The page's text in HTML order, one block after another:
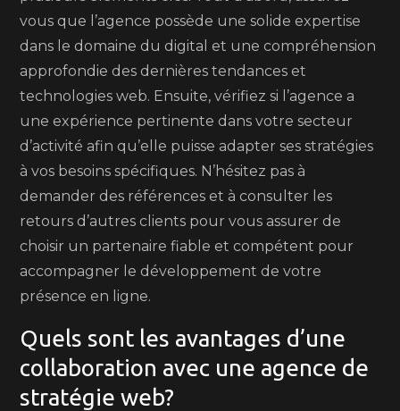
vous que l’agence possède une solide expertise
dans le domaine du digital et une compréhension
approfondie des dernières tendances et
technologies web. Ensuite, vérifiez si l’agence a
une expérience pertinente dans votre secteur
d’activité afin qu’elle puisse adapter ses stratégies
à vos besoins spécifiques. N’hésitez pas à
demander des références et à consulter les
retours d’autres clients pour vous assurer de
choisir un partenaire fiable et compétent pour
accompagner le développement de votre
présence en ligne.
Quels sont les avantages d’une
collaboration avec une agence de
stratégie web?